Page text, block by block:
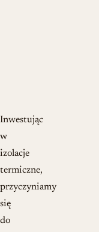
Inwestując
w
izolacje
termiczne,
przyczyniamy
się
do